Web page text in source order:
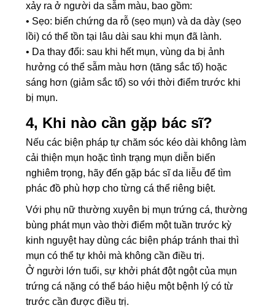
xảy ra ở người da sẫm màu, bao gồm:
• Sẹo: biến chứng da rỗ (sẹo mụn) và da dày (sẹo
lồi) có thể tồn tại lâu dài sau khi mụn đã lành.
• Da thay đổi: sau khi hết mụn, vùng da bị ảnh
hưởng có thể sẫm màu hơn (tăng sắc tố) hoặc
sáng hơn (giảm sắc tố) so với thời điểm trước khi
bị mụn.
4, Khi nào cần gặp bác sĩ?
Nếu các biện pháp tự chăm sóc kéo dài không làm
cải thiện mụn hoặc tình trạng mụn diễn biến
nghiêm trọng, hãy đến gặp bác sĩ da liễu để tìm
phác đồ phù hợp cho từng cá thể riêng biệt.
Với phụ nữ thường xuyên bị mụn trứng cá, thường
bùng phát mụn vào thời điểm một tuần trước kỳ
kinh nguyệt hay dùng các biện pháp tránh thai thì
mụn có thể tự khỏi mà không cần điều trị.
Ở người lớn tuổi, sự khởi phát đột ngột của mụn
trứng cá nặng có thể báo hiệu một bệnh lý có từ
trước cần được điều trị.